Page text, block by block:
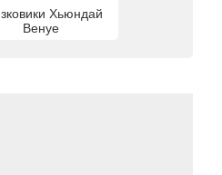
Хьюндай
Венуе